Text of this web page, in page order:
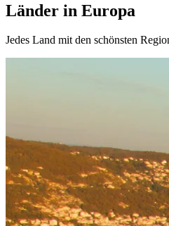
Länder in Europa
Jedes Land mit den schönsten